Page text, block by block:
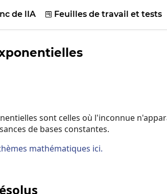
de lIA  Feuilles de travail et tests
sont celles où l'inconnue
de bases constantes.
mathématiques ici.